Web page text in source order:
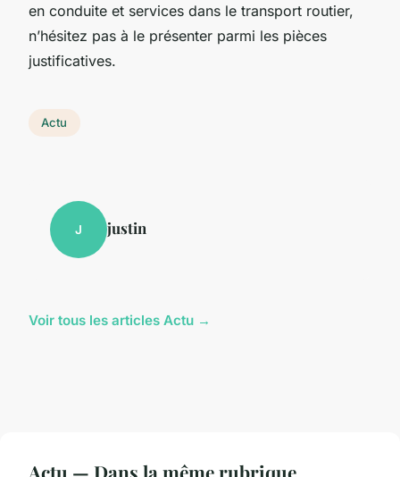
en conduite et services dans le transport routier,
n’hésitez pas à le présenter parmi les pièces
justificatives.
Actu
J justin
Voir tous les articles Actu →
Actu — Dans la même rubrique